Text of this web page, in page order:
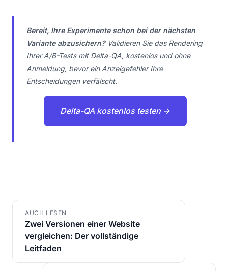
Bereit, Ihre Experimente schon bei der nächsten
Variante abzusichern?Validieren Sie das Rendering
Ihrer A/B-Tests mit Delta-QA, kostenlos und ohne
Anmeldung, bevor ein Anzeigefehler Ihre
Entscheidungen verfälscht.
Delta-QA kostenlos testen →
AUCH LESEN
Zwei Versionen einer Website
vergleichen: Der vollständige
Leitfaden